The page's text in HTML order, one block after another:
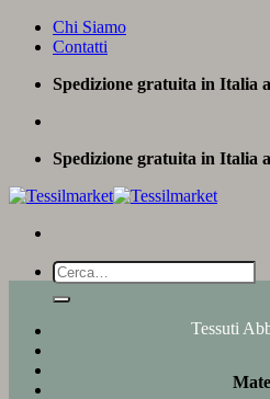
Salta
Chi Siamo
Contatti
Spedizione gratuita in Italia
Spedizione gratuita in Italia
Cerca:
Tessuti